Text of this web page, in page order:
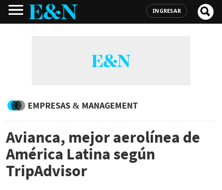
INGRESAR
EMPRESAS & MANAGEMENT
Avianca, mejor aerolínea de
América Latina según
TripAdvisor